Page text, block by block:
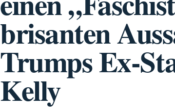
brisanten
Trumps Ex-
Kelly